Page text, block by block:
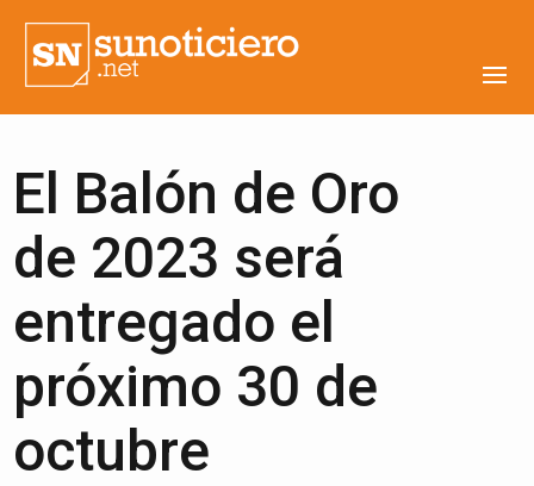
El Balón de Oro
de 2023 será
entregado el
próximo 30 de
octubre